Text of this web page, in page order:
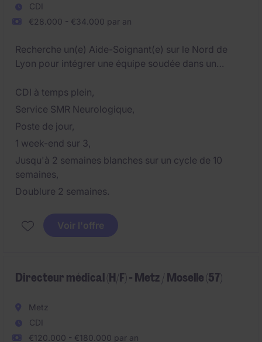
CDI
€28.000 - €34.000 par an
Recherche un(e) Aide-Soignant(e) sur le Nord de
Lyon pour intégrer une équipe soudée dans un
CDI à temps plein,
Service SMR Neurologique,
Poste de jour,
1 week-end sur 3,
Jusqu'à 2 semaines blanches sur un cycle de 10
semaines,
Doublure 2 semaines.
Voir l'offre
Directeur médical (H/F) - Metz / Moselle (57)
Metz
CDI
€120.000 - €180.000 par an